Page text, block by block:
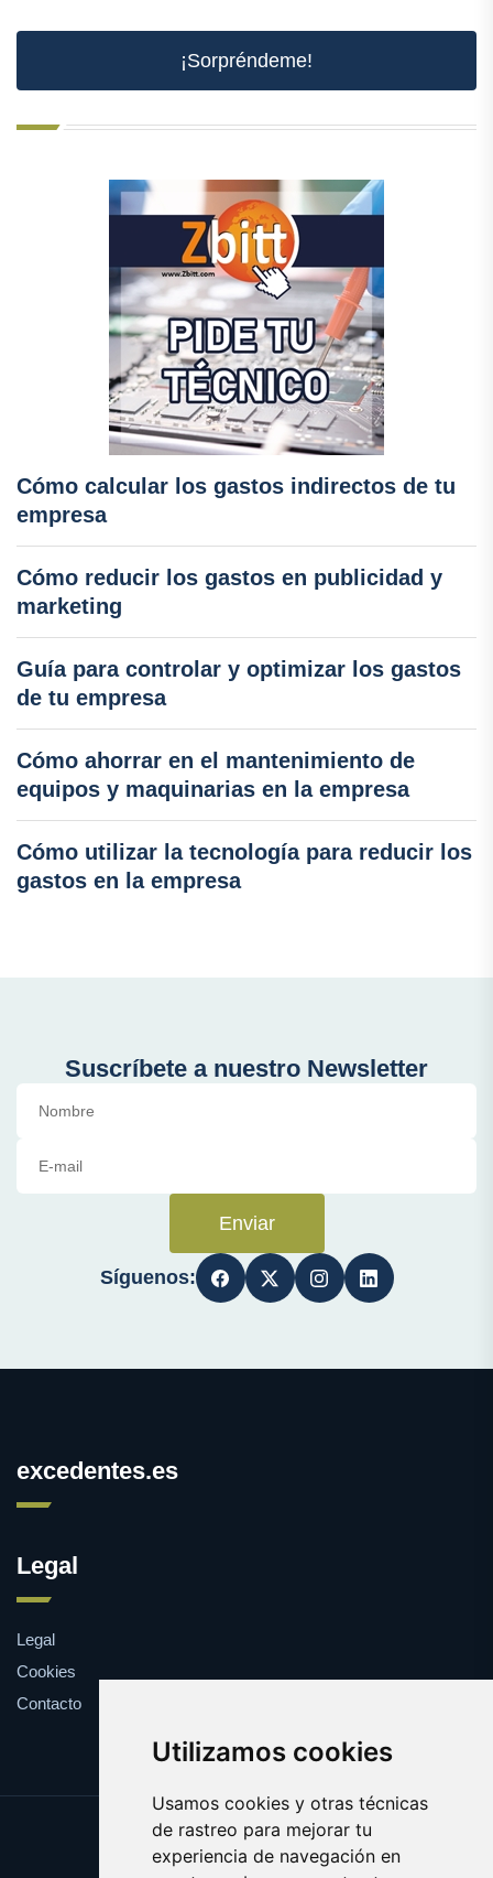
Utilizamos cookies
Usamos cookies y otras técnicas
de rastreo para mejorar tu
experiencia de navegación en
¡Sorpréndeme!
Cómo calcular los gastos indirectos de tu
empresa
Cómo reducir los gastos en publicidad y
marketing
Guía para controlar y optimizar los gastos
de tu empresa
Cómo ahorrar en el mantenimiento de
equipos y maquinarias en la empresa
Cómo utilizar la tecnología para reducir los
gastos en la empresa
Suscríbete a nuestro Newsletter
Enviar
Síguenos:
excedentes.es
Legal
Legal
Cookies
Contacto
Update cookies preferences